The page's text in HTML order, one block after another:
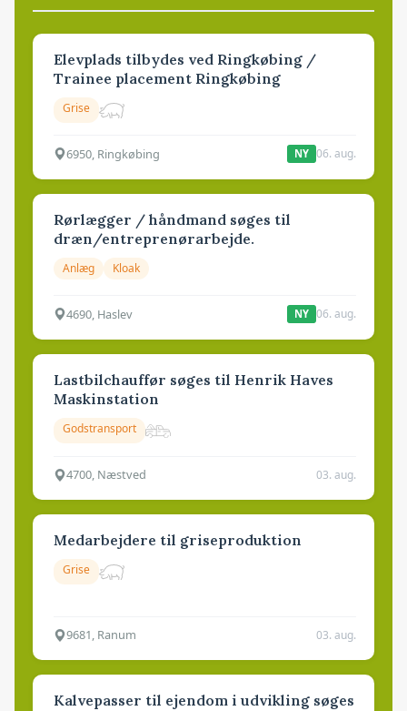
Elevplads tilbydes ved Ringkøbing /
Trainee placement Ringkøbing
Grise
6950, Ringkøbing NY 06. aug.
Rørlægger / håndmand søges til
dræn/entreprenørarbejde.
Anlæg Kloak
4690, Haslev NY 06. aug.
Lastbilchauffør søges til Henrik Haves
Maskinstation
Godstransport
4700, Næstved 03. aug.
Medarbejdere til griseproduktion
Grise
9681, Ranum 03. aug.
Kalvepasser til ejendom i udvikling søges